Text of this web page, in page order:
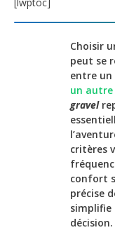
Choisir
peut se
entre un
un
gravel
critères
confort
précise
simplifie
décision.